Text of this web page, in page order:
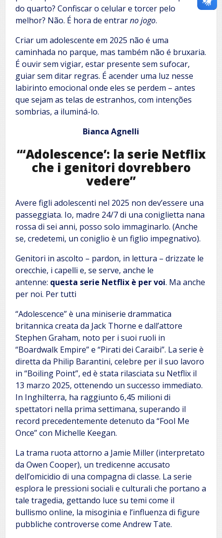
do quarto? Confiscar o celular e torcer pelo
melhor? Não. É hora de entrarno jogo.
Criar um adolescente em 2025 não é uma
caminhada no parque, mas também não é bruxaria.
É ouvir sem vigiar, estar presente sem sufocar,
guiar sem ditar regras. É acender uma luz nesse
labirinto emocional onde eles se perdem – antes
que sejam as telas de estranhos, com intenções
sombrias, a iluminá-lo.
Bianca Agnelli
“‘Adolescence’: la serie Netflix
che i genitori dovrebbero
vedere”
Avere figli adolescenti nel 2025 non dev’essere una
passeggiata. Io, madre 24/7 di una coniglietta nana
rossa di sei anni, posso solo immaginarlo. (Anche
se, credetemi, un coniglio è un figlio impegnativo).
Genitori in ascolto – pardon, in lettura – drizzate le
orecchie, i capelli e, se serve, anche le
antenne: questa serie Netflix è per voi. Ma anche
per noi. Per tutti
“Adolescence” è una miniserie drammatica
britannica creata da Jack Thorne e dall’attore
Stephen Graham, noto per i suoi ruoli in
“Boardwalk Empire” e “Pirati dei Caraibi”. La serie è
diretta da Philip Barantini, celebre per il suo lavoro
in “Boiling Point”, ed è stata rilasciata su Netflix il
13 marzo 2025, ottenendo un successo immediato.
In Inghilterra, ha raggiunto 6,45 milioni di
spettatori nella prima settimana, superando il
record precedentemente detenuto da “Fool Me
Once” con Michelle Keegan.
La trama ruota attorno a Jamie Miller (interpretato
da Owen Cooper), un tredicenne accusato
dell’omicidio di una compagna di classe. La serie
esplora le pressioni sociali e culturali che portano a
tale tragedia, gettando luce su temi come il
bullismo online, la misoginia e l’influenza di figure
pubbliche controverse come Andrew Tate.